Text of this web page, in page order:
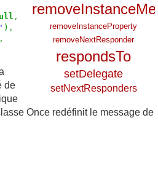
removeInstanceProperty
removeNextResponder
respondsTo
setDelegate
setNextResponders
,
) ,
,
de
Once redéfinit le message de